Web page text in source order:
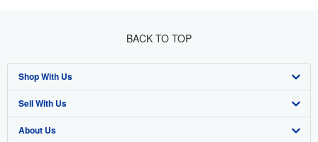
BACK TO TOP
Shop With Us
Advanced Search
Browse Collections
Sell With Us
Start Selling
About Us